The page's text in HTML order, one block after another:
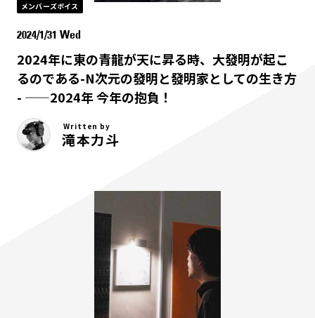
メンバーズボイス
2024/1/31 Wed
2024年に東の青龍が天に昇る時、大發明が起こ
るのである-N次元の發明と發明家としての生き方
- ——2024年 今年の抱負！
Written by
滝本力斗